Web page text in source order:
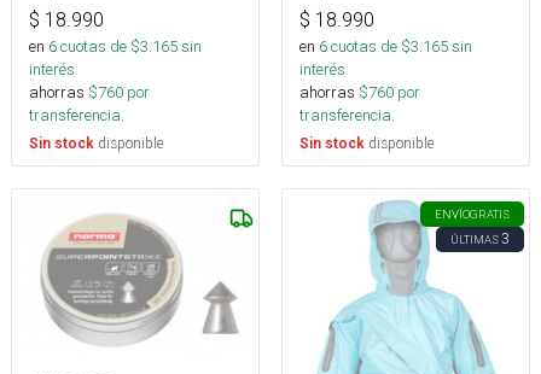
$ 18.990
en 6cuotas de $3.165sin
interés
ahorras $760 por
transferencia.
Sin stock disponible
$ 18.990
en 6cuotas de $3.165sin
interés
ahorras $760 por
transferencia.
Sin stock disponible
ENVÍOGRATIS
ÚLTIMAS3